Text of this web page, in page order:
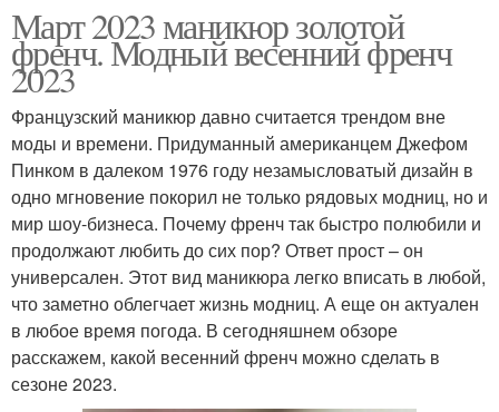
Март 2023 маникюр золотой
френч. Модный весенний френч
2023
Французский маникюр давно считается трендом вне
моды и времени. Придуманный американцем Джефом
Пинком в далеком 1976 году незамысловатый дизайн в
одно мгновение покорил не только рядовых модниц, но и
мир шоу-бизнеса. Почему френч так быстро полюбили и
продолжают любить до сих пор? Ответ прост – он
универсален. Этот вид маникюра легко вписать в любой,
что заметно облегчает жизнь модниц. А еще он актуален
в любое время погода. В сегодняшнем обзоре
расскажем, какой весенний френч можно сделать в
сезоне 2023.